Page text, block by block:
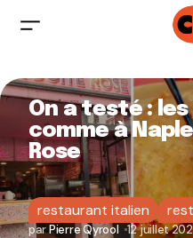
On a testé :
comme à
Rose
restaurant italien
parPierre Qyrool 12 juillet